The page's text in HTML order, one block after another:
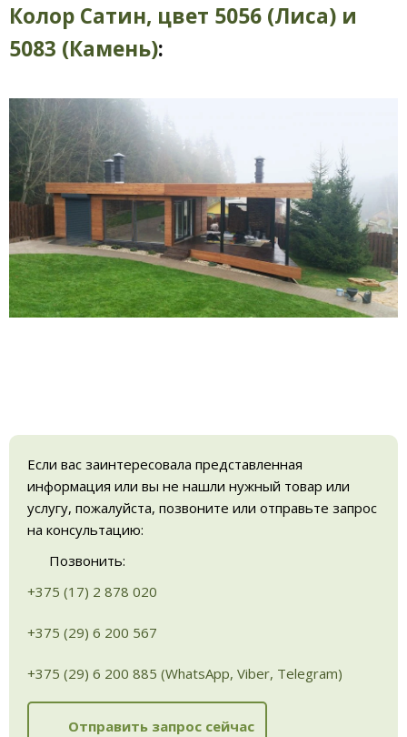
Колор Сатин, цвет 5056 (Лиса) и
5083 (Камень):
Если вас заинтересовала представленная
информация или вы не нашли нужный товар или
услугу, пожалуйста, позвоните или отправьте запрос
на консультацию:
Позвонить:
+375 (17) 2 878 020
+375 (29) 6 200 567
+375 (29) 6 200 885 (WhatsApp, Viber, Telegram)
Отправить запрос сейчас